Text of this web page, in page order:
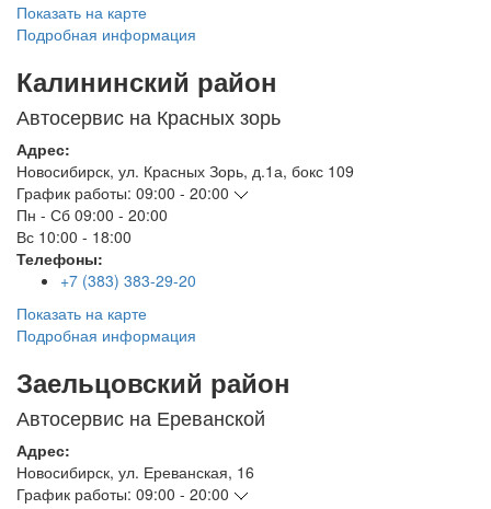
Показать на карте
Подробная информация
Калининский район
Автосервис на Красных зорь
Адрес:
Новосибирск, ул. Красных Зорь, д.1а, бокс 109
График работы: 09:00 - 20:00
Пн - Сб 09:00 - 20:00
Вс 10:00 - 18:00
Телефоны:
+7 (383) 383-29-20
Показать на карте
Подробная информация
Заельцовский район
Автосервис на Ереванской
Адрес:
Новосибирск, ул. Ереванская, 16
График работы: 09:00 - 20:00